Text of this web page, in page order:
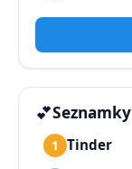
💕Seznamky
1 Tinder